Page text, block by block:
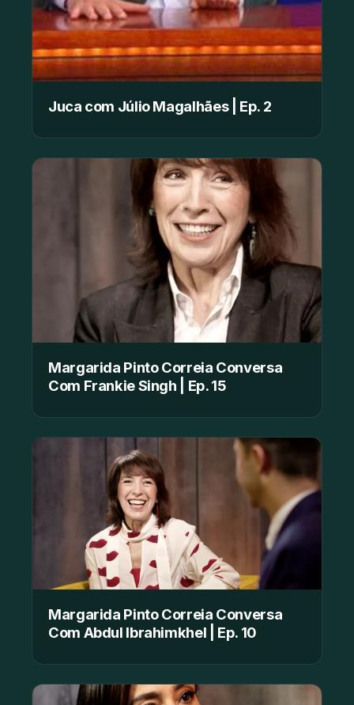
Juca com Júlio Magalhães | Ep. 2
Margarida Pinto Correia Conversa
Com Frankie Singh | Ep. 15
Margarida Pinto Correia Conversa
Com Abdul Ibrahimkhel | Ep. 10